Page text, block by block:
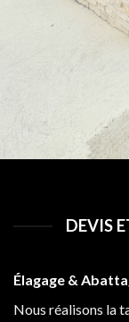
DEVIS
Élagage &
Nous réalisons la